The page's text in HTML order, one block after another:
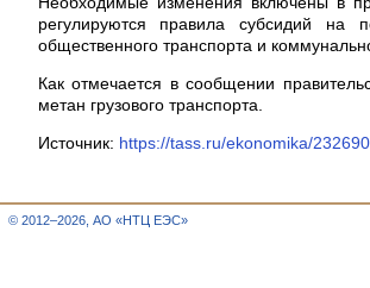
регулируются правила субсидий на
общественного транспорта и
Как отмечается в сообщении
метан грузового транспорта.
Источник: https://tass.ru/ekonomika/
© 2012–2026, АО «НТЦ ЕЭС»